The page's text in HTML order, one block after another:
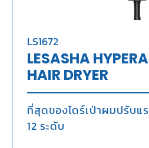
LS1672
LESASHA
HAIR DRYER
ที่สุดของไดร์เป่าผมปรับ
12 ระดับ